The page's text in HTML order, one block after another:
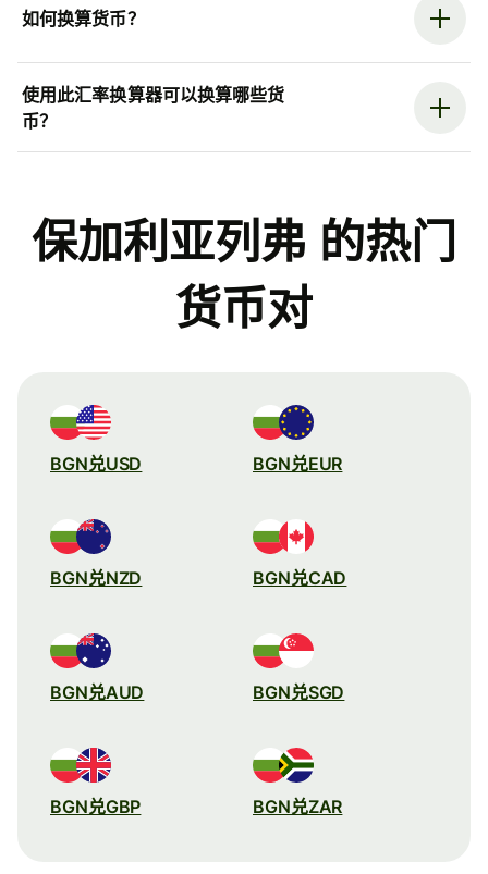
如何换算货币？
使用此汇率换算器可以换算哪些货
币？
保加利亚列弗 的热门
货币对
BGN兑USD BGN兑EUR
BGN兑NZD BGN兑CAD
BGN兑AUD BGN兑SGD
BGN兑GBP BGN兑ZAR